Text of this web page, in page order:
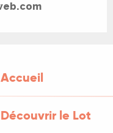
Accueil
Découvrir le Lot
m², en bordure
de Saint
m², située
Causses du